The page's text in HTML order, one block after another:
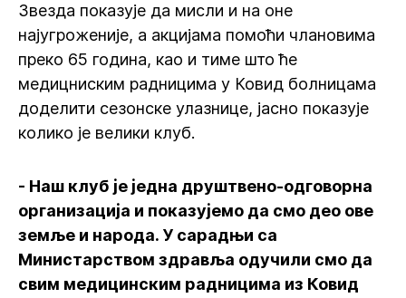
Звезда показује да мисли и на оне
најугроженије, а акцијама помоћи члановима
преко 65 година, као и тиме што ће
медицниским радницима у Ковид болницама
доделити сезонске улазнице, јасно показује
колико је велики клуб.
- Наш клуб је једна друштвено-одговорна
организација и показујемо да смо део ове
земље и народа. У сарадњи са
Министарством здравља одучили смо да
свим медицинским радницима из Ковид